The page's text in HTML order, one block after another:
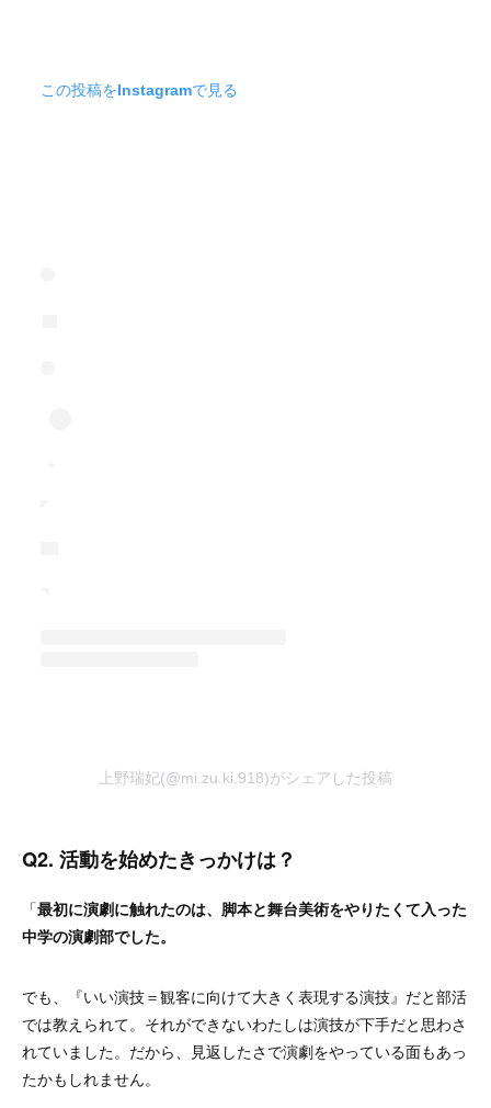
この投稿をInstagramで見る
上野瑞妃(@mi.zu.ki.918)がシェアした投稿
Q2. 活動を始めたきっかけは？
「最初に演劇に触れたのは、脚本と舞台美術をやりたくて入った
中学の演劇部でした。
でも、『いい演技＝観客に向けて大きく表現する演技』だと部活
では教えられて。それができないわたしは演技が下手だと思わさ
れていました。だから、見返したさで演劇をやっている面もあっ
たかもしれません。